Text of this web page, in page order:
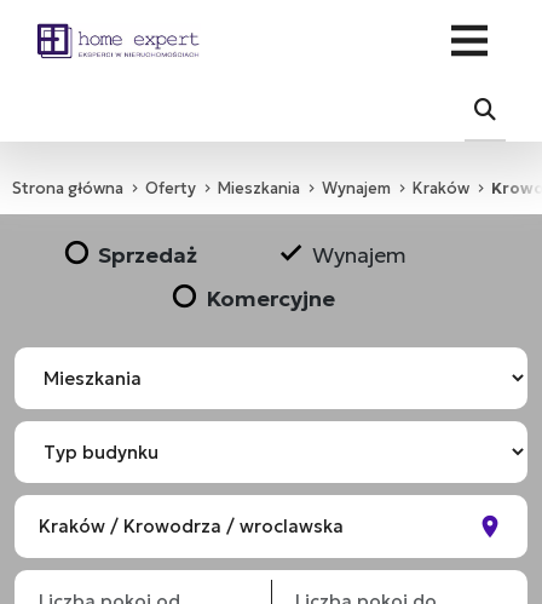
Strona główna Oferty Mieszkania Wynajem Kraków
Sprzedaż
Wynajem
Komercyjne